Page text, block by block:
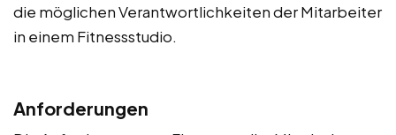
die möglichen Verantwortlichkeiten der Mitarbeiter
in einem Fitnessstudio.
Anforderungen